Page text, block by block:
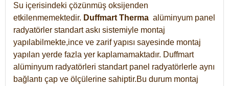
Su içerisindeki çözünmüş oksijenden
etkilenmemektedir. Duffmart Therma alüminyum panel
radyatörler standart askı sistemiyle montaj
yapılabilmekte,ince ve zarif yapısı sayesinde montaj
yapılan yerde fazla yer kaplamamaktadır. Duffmart
alüminyum radyatörleri standart panel radyatörlerle aynı
bağlantı çap ve ölçülerine sahiptir.Bu durum montaj